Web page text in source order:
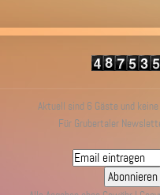
Aktuell sind 6 Gäste und
Für Grubertaler